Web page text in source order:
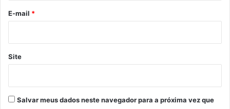
*
E-mail *
Site
Salvar meus dados neste navegador para a próxima vez que